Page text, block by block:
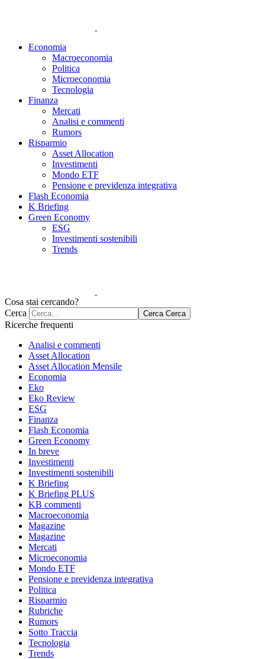
Economia
Macroeconomia
Politica
Microeconomia
Tecnologia
Finanza
Mercati
Analisi e commenti
Rumors
Risparmio
Asset Allocation
Investimenti
Mondo ETF
Pensione e previdenza integrativa
Flash Economia
K Briefing
Green Economy
ESG
Investimenti sostenibili
Trends
Cosa stai cercando?
Cerca
Cerca Cerca
Ricerche frequenti
Analisi e commenti
Asset Allocation
Asset Allocation Mensile
Economia
Eko
Eko Review
ESG
Finanza
Flash Economia
Green Economy
In breve
Investimenti
Investimenti sostenibili
K Briefing
K Briefing PLUS
KB commenti
Macroeconomia
Magazine
Magazine
Mercati
Microeconomia
Mondo ETF
Pensione e previdenza integrativa
Politica
Risparmio
Rubriche
Rumors
Sotto Traccia
Tecnologia
Trends